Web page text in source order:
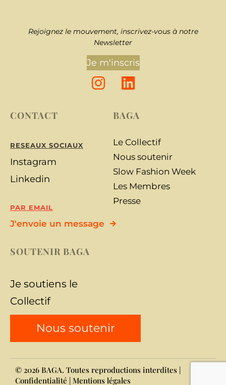
Rejoignez le mouvement, inscrivez-vous à notre
Newsletter
Je m'inscris
CONTACT
RESEAUX SOCIAUX
Instagram
Linkedin
PAR EMAIL
J'envoie un message
BAGA
Le Collectif
Nous soutenir
Slow Fashion Week
Les Membres
Presse
SOUTENIR BAGA
Je soutiens le
Collectif
Nous soutenir
© 2026 BAGA. Toutes reproductions interdites |
Confidentialité | Mentions légales